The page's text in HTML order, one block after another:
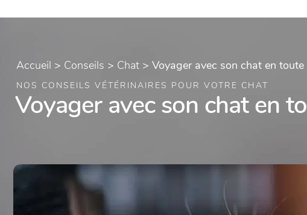
Accueil > Conseils > Chat > Voyager avec son chat en
NOS CONSEILS VÉTÉRINAIRES POUR VOTRE CHAT
Voyager avec son chat en